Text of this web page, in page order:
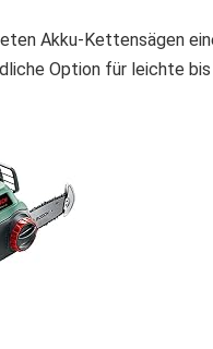
Akku-Kettensägen
Option für leichte